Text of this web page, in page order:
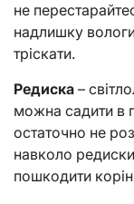
не
надлишку
тріскати.
Редиска –
можна садити в
остаточно не
навколо
пошкодити